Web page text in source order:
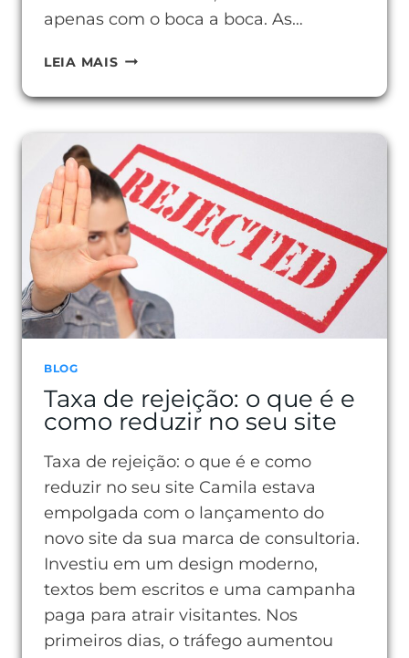
apenas com o boca a boca. As…
LEIA MAISGOOGLE
BLOG
Taxa de rejeição: o que é e
como reduzir no seu site
Taxa de rejeição: o que é e como
reduzir no seu site Camila estava
empolgada com o lançamento do
novo site da sua marca de consultoria.
Investiu em um design moderno,
textos bem escritos e uma campanha
paga para atrair visitantes. Nos
primeiros dias, o tráfego aumentou